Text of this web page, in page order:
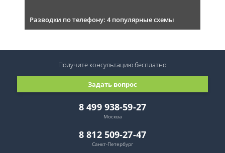
Разводки по телефону: 4 популярные схемы
8 499 938-59-27
Москва
8 812 509-27-47
Санкт-Петербург
Задать вопрос
Получите консультациюбесплатно